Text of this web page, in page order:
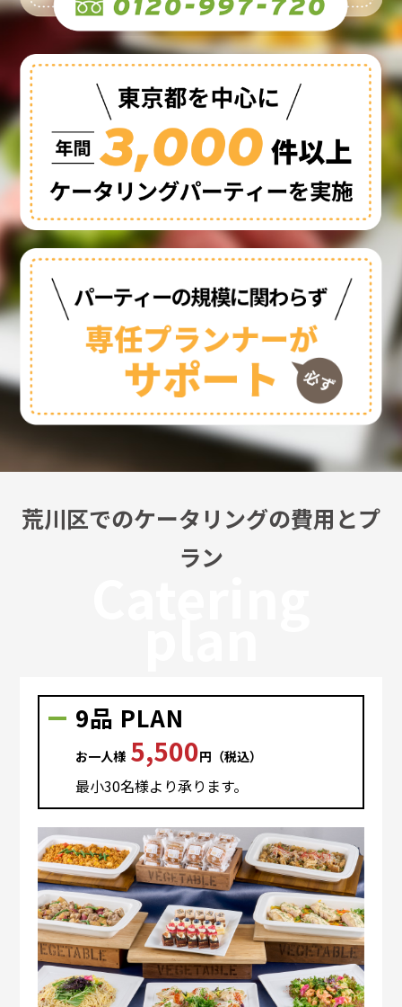
荒川区でのケータリングの費用とプ
ラン
9品 PLAN
お⼀⼈様 5,500円（税込）
最⼩30名様より承ります。